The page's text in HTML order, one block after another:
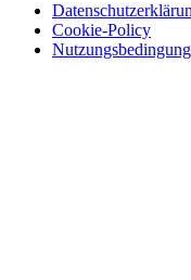
Cookie-Policy